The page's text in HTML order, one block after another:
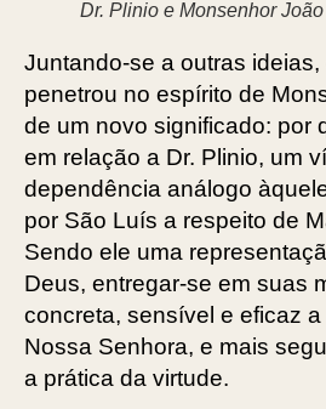
Dr. Plinio e Monsenhor
Juntando-se a outras
penetrou no espírito de
de um novo significado: por
em relação a Dr. Plinio, um
dependência análogo
por São Luís a respeito de
Sendo ele uma
Deus, entregar-se em suas
concreta, sensível e eficaz
Nossa Senhora, e mais
a prática da virtude.